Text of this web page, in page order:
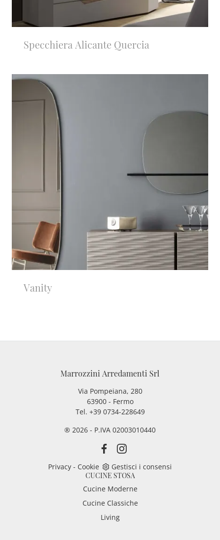
Specchiera Alicante Quercia
Vanity
Marrozzini Arredamenti Srl
Via Pompeiana, 280
63900 - Fermo
Tel. +39 0734-228649
® 2026 - P.IVA 02003010440
Privacy - Cookie
Gestisci i consensi
CUCINE STOSA
Cucine Moderne
Cucine Classiche
Living